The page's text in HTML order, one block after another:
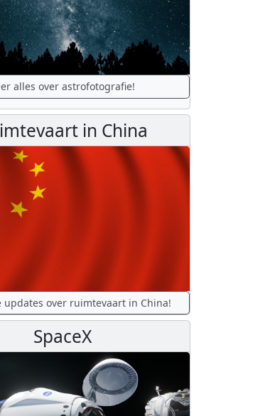
alles over astrofotografie!
in China
updates over ruimtevaart in China!
SpaceX